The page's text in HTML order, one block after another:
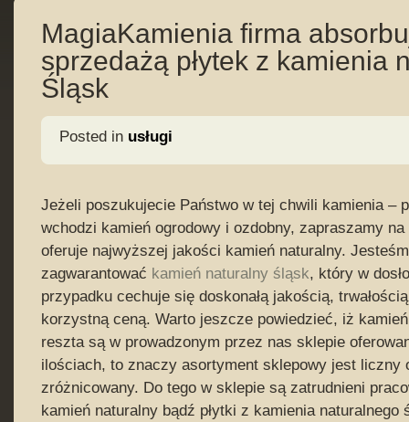
MagiaKamienia firma
sprzedażą płytek z kamienia
Śląsk
Posted in usługi
Jeżeli poszukujecie Państwo w tej chwili kamienia –
wchodzi kamień ogrodowy i ozdobny, zapraszamy
oferuje najwyższej jakości kamień naturalny.
zagwarantować kamień naturalny śląsk, który w
przypadku cechuje się doskonałą jakością,
korzystną ceną. Warto jeszcze powiedzieć, iż
reszta są w prowadzonym przez nas sklepie
ilościach, to znaczy asortyment sklepowy jest liczny
zróżnicowany. Do tego w sklepie są zatrudnieni
kamień naturalny bądź płytki z kamienia naturalnego